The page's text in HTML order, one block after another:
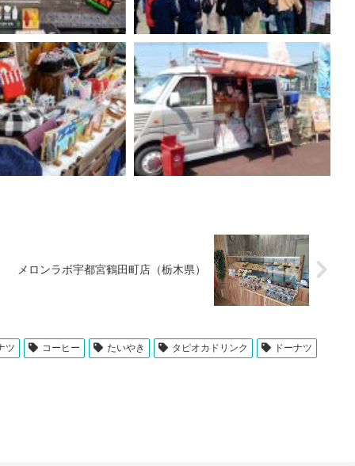
メロンラボ宇都宮鶴田町店（栃木県）
ツ コーヒー たいやき タピオカドリンク ドーナツ